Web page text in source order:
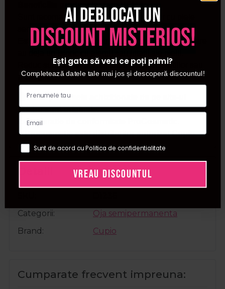
Sunt recomandate indeosebi persoanelor cu piele
sensibila.
Este formula cea mai potrivita pentru persoanele care
Reduc substantial posibilitatea aparitiei iritatiilor sau
a alergiilor.
🛍️Toate produsele achizitionate de pe site-ul
nostru sunt originale.
📜Declaratie de conformitate ProCosmetic.
✅Procosmetic este distribuitor autorizat Cupio.
Categorii
Oja semipermanenta
Brand
Cupio
Cumparate frecvent impreuna:
Ai deblocat un
discount misterios!
Ești gata să vezi ce poți primi?
Completează datele tale mai jos și descoperă discountul!
Sunt de acord cu Politica de confidentialitate
VREAU DISCOUNTUL